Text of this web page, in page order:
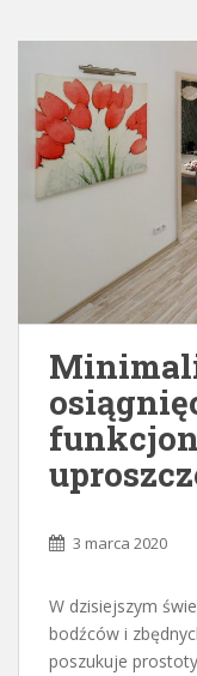
3 marca 2020
W dzisiejszym
bodźców i
poszukuje